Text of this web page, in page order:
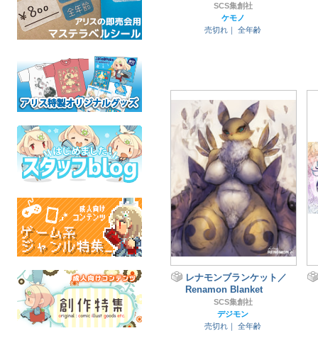
SCS集創社
ケモノ
売切れ｜
全年齢
レナモンブランケット／
Renamon Blanket
SCS集創社
デジモン
売切れ｜
全年齢